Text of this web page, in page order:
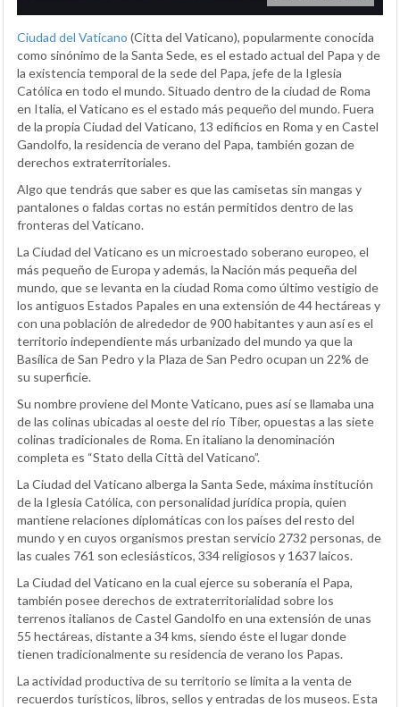
Ciudad del Vaticano (Citta del Vaticano), popularmente conocida
como sinónimo de la Santa Sede, es el estado actual del Papa y de
la existencia temporal de la sede del Papa, jefe de la Iglesia
Católica en todo el mundo. Situado dentro de la ciudad de Roma
en Italia, el Vaticano es el estado más pequeño del mundo. Fuera
de la propia Ciudad del Vaticano, 13 edificios en Roma y en Castel
Gandolfo, la residencia de verano del Papa, también gozan de
derechos extraterritoriales.
Algo que tendrás que saber es que las camisetas sin mangas y
pantalones o faldas cortas no están permitidos dentro de las
fronteras del Vaticano.
La Ciudad del Vaticano es un microestado soberano europeo, el
más pequeño de Europa y además, la Nación más pequeña del
mundo, que se levanta en la ciudad Roma como último vestigio de
los antiguos Estados Papales en una extensión de 44 hectáreas y
con una población de alrededor de 900 habitantes y aun así es el
territorio independiente más urbanizado del mundo ya que la
Basílica de San Pedro y la Plaza de San Pedro ocupan un 22% de
su superficie.
Su nombre proviene del Monte Vaticano, pues así se llamaba una
de las colinas ubicadas al oeste del río Tíber, opuestas a las siete
colinas tradicionales de Roma. En italiano la denominación
completa es “Stato della Città del Vaticano”.
La Ciudad del Vaticano alberga la Santa Sede, máxima institución
de la Iglesia Católica, con personalidad jurídica propia, quien
mantiene relaciones diplomáticas con los países del resto del
mundo y en cuyos organismos prestan servicio 2732 personas, de
las cuales 761 son eclesiásticos, 334 religiosos y 1637 laicos.
La Ciudad del Vaticano en la cual ejerce su soberanía el Papa,
también posee derechos de extraterritorialidad sobre los
terrenos italianos de Castel Gandolfo en una extensión de unas
55 hectáreas, distante a 34 kms, siendo éste el lugar donde
tienen tradicionalmente su residencia de verano los Papas.
La actividad productiva de su territorio se limita a la venta de
recuerdos turísticos, libros, sellos y entradas de los museos. Esta